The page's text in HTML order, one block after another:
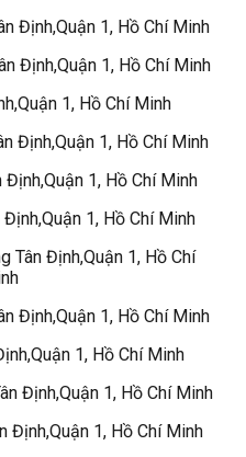
Định,Quận 1, Hồ Chí Minh
Định,Quận 1, Hồ Chí Minh
1, Hồ Chí Minh
Định,Quận 1, Hồ Chí Minh
Định,Quận 1, Hồ Chí Minh
1, Hồ Chí Minh
Tân Định,Quận 1, Hồ Chí
Định,Quận 1, Hồ Chí Minh
1, Hồ Chí Minh
Định,Quận 1, Hồ Chí Minh
Định,Quận 1, Hồ Chí Minh